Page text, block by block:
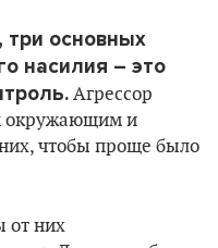
основных
насилия – это
Агрессор
окружающим и
них, чтобы проще было
от них